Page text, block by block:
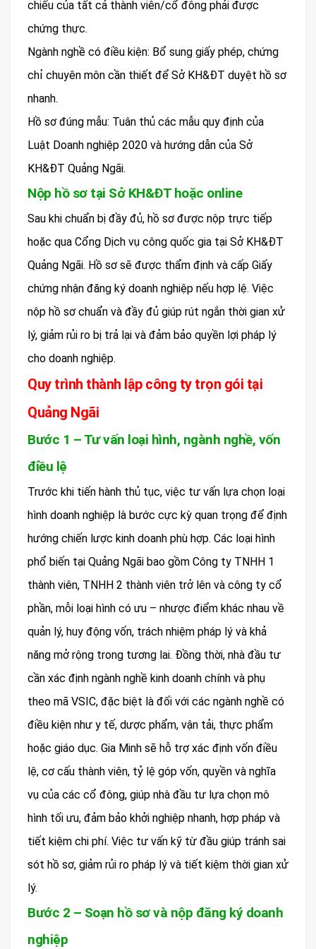
chiếu của tất cả thành viên/cổ đông phải được
chứng thực.
Ngành nghề có điều kiện: Bổ sung giấy phép, chứng
chỉ chuyên môn cần thiết để Sở KH&ĐT duyệt hồ sơ
nhanh.
Hồ sơ đúng mẫu: Tuân thủ các mẫu quy định của
Luật Doanh nghiệp 2020 và hướng dẫn của Sở
KH&ĐT Quảng Ngãi.
Nộp hồ sơ tại Sở KH&ĐT hoặc online
Sau khi chuẩn bị đầy đủ, hồ sơ được nộp trực tiếp
hoặc qua Cổng Dịch vụ công quốc gia tại Sở KH&ĐT
Quảng Ngãi. Hồ sơ sẽ được thẩm định và cấp Giấy
chứng nhận đăng ký doanh nghiệp nếu hợp lệ. Việc
nộp hồ sơ chuẩn và đầy đủ giúp rút ngắn thời gian xử
lý, giảm rủi ro bị trả lại và đảm bảo quyền lợi pháp lý
cho doanh nghiệp.
Quy trình thành lập công ty trọn gói tại
Quảng Ngãi
Bước 1 – Tư vấn loại hình, ngành nghề, vốn
điều lệ
Trước khi tiến hành thủ tục, việc tư vấn lựa chọn loại
hình doanh nghiệp là bước cực kỳ quan trọng để định
hướng chiến lược kinh doanh phù hợp. Các loại hình
phổ biến tại Quảng Ngãi bao gồm Công ty TNHH 1
thành viên, TNHH 2 thành viên trở lên và công ty cổ
phần, mỗi loại hình có ưu – nhược điểm khác nhau về
quản lý, huy động vốn, trách nhiệm pháp lý và khả
năng mở rộng trong tương lai. Đồng thời, nhà đầu tư
cần xác định ngành nghề kinh doanh chính và phụ
theo mã VSIC, đặc biệt là đối với các ngành nghề có
điều kiện như y tế, dược phẩm, vận tải, thực phẩm
hoặc giáo dục. Gia Minh sẽ hỗ trợ xác định vốn điều
lệ, cơ cấu thành viên, tỷ lệ góp vốn, quyền và nghĩa
vụ của các cổ đông, giúp nhà đầu tư lựa chọn mô
hình tối ưu, đảm bảo khởi nghiệp nhanh, hợp pháp và
tiết kiệm chi phí. Việc tư vấn kỹ từ đầu giúp tránh sai
sót hồ sơ, giảm rủi ro pháp lý và tiết kiệm thời gian xử
lý.
Bước 2 – Soạn hồ sơ và nộp đăng ký doanh
nghiệp